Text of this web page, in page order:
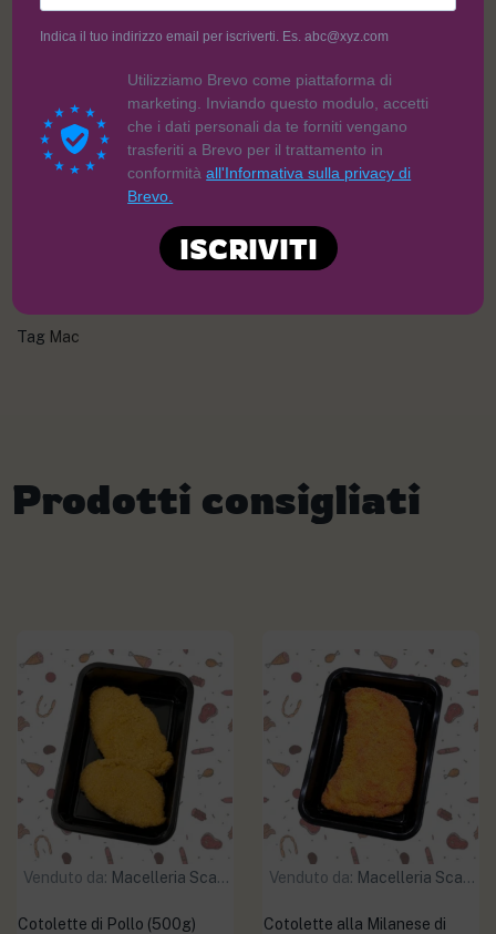
Indica il tuo indirizzo email per iscriverti. Es. abc@xyz.com
Utilizziamo Brevo come piattaforma di
marketing. Inviando questo modulo, accetti
che i dati personali da te forniti vengano
trasferiti a Brevo per il trattamento in
conformitàall'Informativa sulla privacy di
Brevo.
ISCRIVITI
7,50€
AGGIUNGI AL CARRELLO
Tag Mac
Prodotti consigliati
Venduto da: Macelleria Scaramuzzo
Cotolette di Pollo (500g)
Venduto da: Macelleria Scaramuzzo
Cotolette alla Milanese di